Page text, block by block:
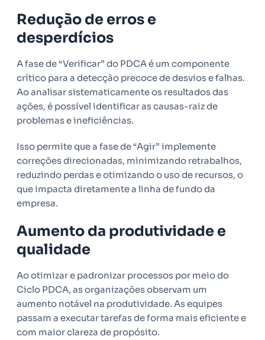
Redução de erros e
desperdícios
A fase de “Verificar” do PDCA é um componente
crítico para a detecção precoce de desvios e falhas.
Ao analisar sistematicamente os resultados das
ações, é possível identificar as causas-raiz de
problemas e ineficiências.
Isso permite que a fase de “Agir” implemente
correções direcionadas, minimizando retrabalhos,
reduzindo perdas e otimizando o uso de recursos, o
que impacta diretamente a linha de fundo da
empresa.
Aumento da produtividade e
qualidade
Ao otimizar e padronizar processos por meio do
Ciclo PDCA, as organizações observam um
aumento notável na produtividade. As equipes
passam a executar tarefas de forma mais eficiente e
com maior clareza de propósito.